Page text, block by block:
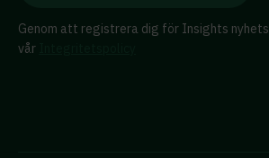
Genom att registrera dig för Insights
vår